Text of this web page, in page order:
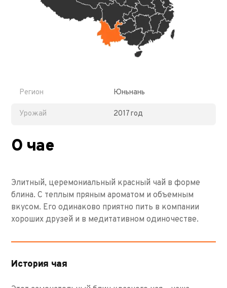
Регион Юньнань
Урожай 2017 год
О чае
Элитный, церемониальный красный чай в форме
блина. С теплым пряным ароматом и объемным
вкусом. Его одинаково приятно пить в компании
хороших друзей и в медитативном одиночестве.
История чая